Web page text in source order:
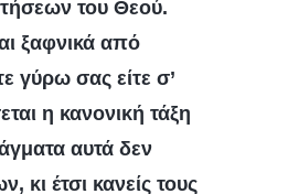
του Θεού.
ξαφνικά από
γύρω σας είτε σ’
η κανονική τάξη
αυτά δεν
κι έτσι κανείς τους